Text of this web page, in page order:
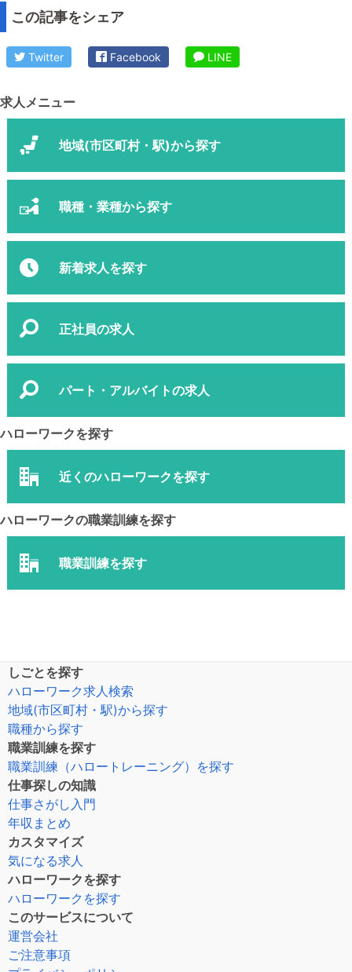
この記事をシェア
Twitter Facebook LINE
求人メニュー
地域(市区町村・駅)から探す
職種・業種から探す
新着求人を探す
正社員の求人
パート・アルバイトの求人
ハローワークを探す
近くのハローワークを探す
ハローワークの職業訓練を探す
職業訓練を探す
しごとを探す
ハローワーク求人検索
地域(市区町村・駅)から探す
職種から探す
職業訓練を探す
職業訓練（ハロートレーニング）を探す
仕事探しの知識
仕事さがし入門
年収まとめ
カスタマイズ
気になる求人
ハローワークを探す
ハローワークを探す
このサービスについて
運営会社
ご注意事項